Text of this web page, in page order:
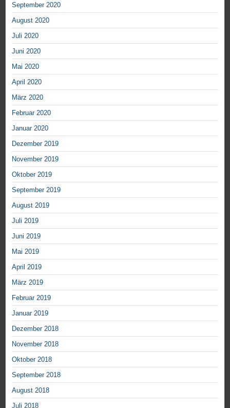
September 2020
August 2020
Juli 2020
Juni 2020
Mai 2020
April 2020
März 2020
Februar 2020
Januar 2020
Dezember 2019
November 2019
Oktober 2019
September 2019
August 2019
Juli 2019
Juni 2019
Mai 2019
April 2019
März 2019
Februar 2019
Januar 2019
Dezember 2018
November 2018
Oktober 2018
September 2018
August 2018
Juli 2018